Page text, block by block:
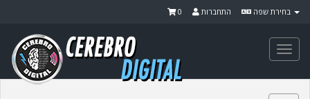
התחברות 0